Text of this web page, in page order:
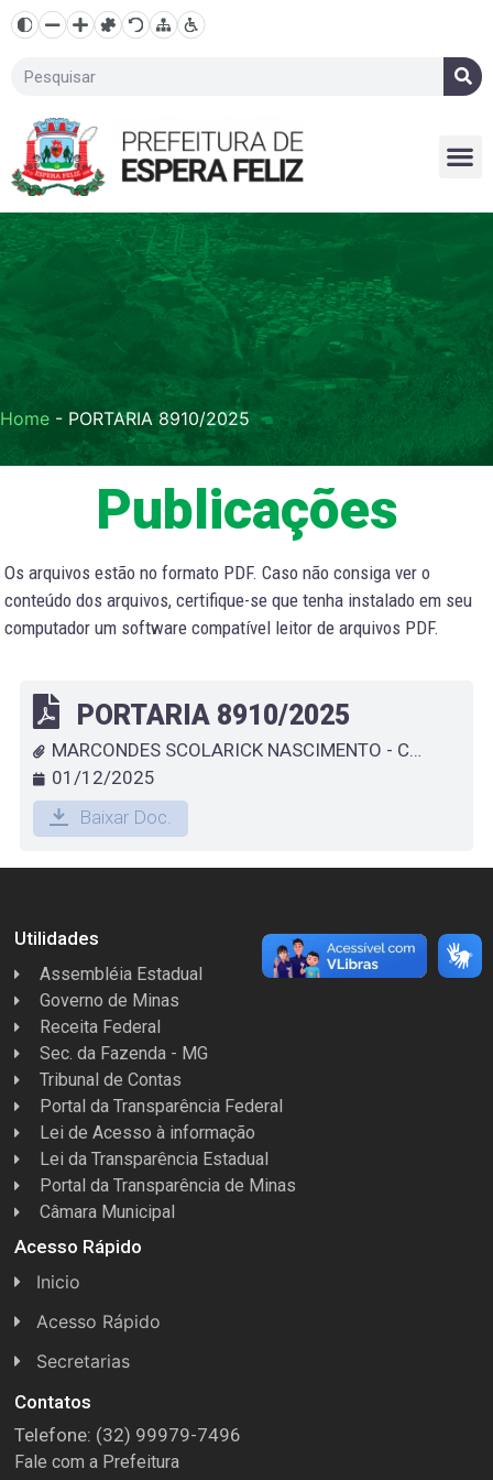
Home - PORTARIA 8910/2025
Publicações
Os arquivos estão no formato PDF. Caso não consiga ver o
conteúdo dos arquivos, certifique-se que tenha instalado em seu
computador um software compatível leitor de arquivos PDF.
PORTARIA 8910/2025
MARCONDES SCOLARICK NASCIMENTO - CONCEDE TRINTENÁRIO A FUNCIONÁRIO QUE ESPECIFICA
01/12/2025
Baixar Doc.
Utilidades
Assembléia Estadual
Governo de Minas
Receita Federal
Sec. da Fazenda - MG
Tribunal de Contas
Portal da Transparência Federal
Lei de Acesso à informação
Lei da Transparência Estadual
Portal da Transparência de Minas
Câmara Municipal
Acesso Rápido
Inicio
Acesso Rápido
Concursos
Conselhos
Espera Feliz Antigamente
Secretarias
Licitações
Secretaria de Esportes
Contatos
Telefone: (32) 99979-7496
Fale com a Prefeitura